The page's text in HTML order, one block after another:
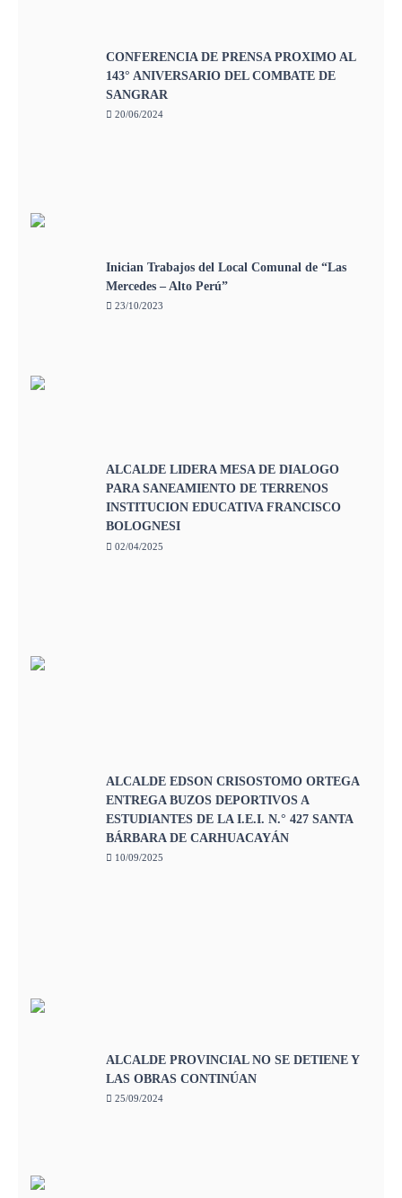
CONFERENCIA DE PRENSA PROXIMO AL
143° ANIVERSARIO DEL COMBATE DE
SANGRAR
20/06/2024
Inician Trabajos del Local Comunal de “Las
Mercedes – Alto Perú”
23/10/2023
ALCALDE LIDERA MESA DE DIALOGO
PARA SANEAMIENTO DE TERRENOS
INSTITUCION EDUCATIVA FRANCISCO
BOLOGNESI
02/04/2025
ALCALDE EDSON CRISOSTOMO ORTEGA
ENTREGA BUZOS DEPORTIVOS A
ESTUDIANTES DE LA I.E.I. N.° 427 SANTA
BÁRBARA DE CARHUACAYÁN
10/09/2025
ALCALDE PROVINCIAL NO SE DETIENE Y
LAS OBRAS CONTINÚAN
25/09/2024